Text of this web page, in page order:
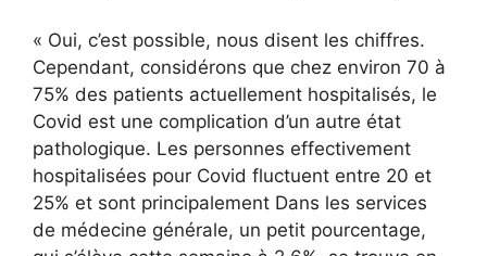
« Oui, c’est possible, nous disent les chiffres.
Cependant, considérons que chez environ 70 à
75% des patients actuellement hospitalisés, le
Covid est une complication d’un autre état
pathologique. Les personnes effectivement
hospitalisées pour Covid fluctuent entre 20 et
25% et sont principalement Dans les services
de médecine générale, un petit pourcentage,